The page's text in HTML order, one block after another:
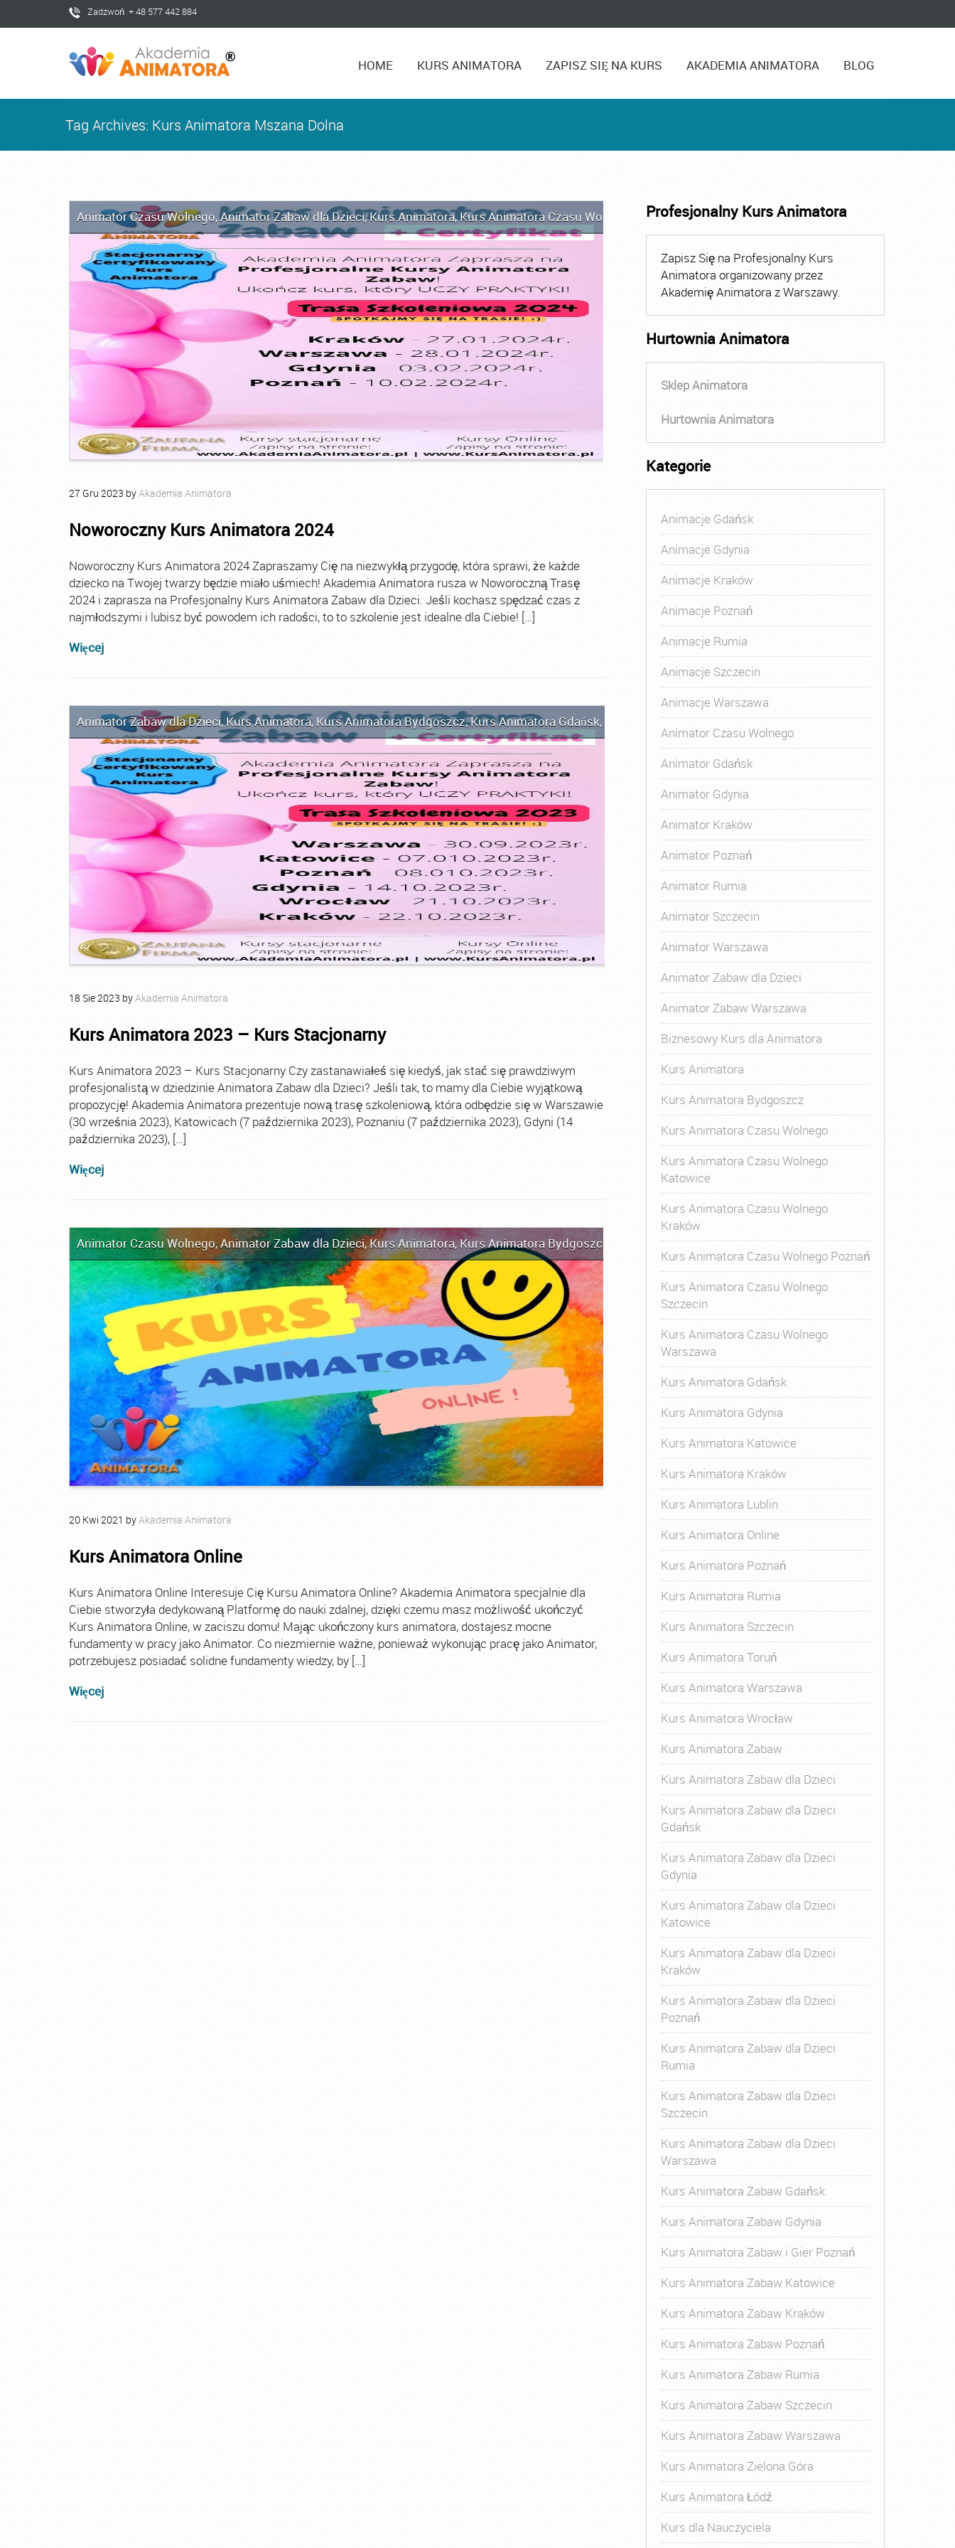
Zadzwoń + 48 577 442 884
HOME KURS ANIMATORA ZAPISZ SIĘ NA KURS AKADEMIA ANIMATORA BLOG
Tag Archives: Kurs Animatora Mszana Dolna
Animator Czasu Wolnego,Animator Zabaw dla Dzieci,Kurs Animatora,Kurs Animatora Czasu Wolnego Kurs Animatora Czasu Wolnego Warszawa
27 Gru 2023 byAkademia Animatora
Noworoczny Kurs Animatora 2024
Noworoczny Kurs Animatora 2024 Zapraszamy Cię na niezwykłą przygodę, która sprawi, że każde
dziecko na Twojej twarzy będzie miało uśmiech! Akademia Animatora rusza w Noworoczną Trasę
2024 i zaprasza na Profesjonalny Kurs Animatora Zabaw dla Dzieci. Jeśli kochasz spędzać czas z
najmłodszymi i lubisz być powodem ich radości, to to szkolenie jest idealne dla Ciebie! […]
Więcej
Animator Zabaw dla Dzieci,Kurs Animatora, Kurs Animatora Bydgoszcz,Kurs Animatora Gdańsk, Kurs Animatora Gdynia,Kurs Animatora Katowice
18 Sie2023 byAkademia Animatora
Kurs Animatora 2023 – Kurs Stacjonarny
Kurs Animatora 2023 – Kurs Stacjonarny Czy zastanawiałeś się kiedyś, jak stać się prawdziwym
profesjonalistą w dziedzinie Animatora Zabaw dla Dzieci? Jeśli tak, to mamy dla Ciebie wyjątkową
propozycję! Akademia Animatora prezentuje nową trasę szkoleniową, która odbędzie się w Warszawie
(30 września 2023), Katowicach (7 października 2023), Poznaniu (7 października 2023), Gdyni (14
października 2023), […]
Więcej
Animator Czasu Wolnego,Animator Zabaw dla Dzieci,Kurs Animatora,Kurs Animatora Bydgoszcz Kurs Animatora Czasu Wolnego,Kurs Animatora Czasu
20 Kwi 2021 byAkademia Animatora
Kurs Animatora Online
Kurs Animatora Online Interesuje Cię Kursu Animatora Online? Akademia Animatora specjalnie dla
Ciebie stworzyła dedykowaną Platformę do nauki zdalnej, dzięki czemu masz możliwość ukończyć
Kurs Animatora Online, w zaciszu domu! Mając ukończony kurs animatora, dostajesz mocne
fundamenty w pracy jako Animator. Co niezmiernie ważne, ponieważ wykonując pracę jako Animator,
potrzebujesz posiadać solidne fundamenty wiedzy, by […]
Więcej
Profesjonalny Kurs Animatora
Zapisz Się na Profesjonalny Kurs
Animatora organizowany przez
Akademię Animatora z Warszawy.
Hurtownia Animatora
Sklep Animatora
Hurtownia Animatora
Kategorie
Animacje Gdańsk
Animacje Gdynia
Animacje Kraków
Animacje Poznań
Animacje Rumia
Animacje Szczecin
Animacje Warszawa
Animator Czasu Wolnego
Animator Gdańsk
Animator Gdynia
Animator Kraków
Animator Poznań
Animator Rumia
Animator Szczecin
Animator Warszawa
Animator Zabaw dla Dzieci
Animator Zabaw Warszawa
Biznesowy Kurs dla Animatora
Kurs Animatora
Kurs Animatora Bydgoszcz
Kurs Animatora Czasu Wolnego
Kurs Animatora Czasu Wolnego
Katowice
Kurs Animatora Czasu Wolnego
Kraków
Kurs Animatora Czasu Wolnego Poznań
Kurs Animatora Czasu Wolnego
Szczecin
Kurs Animatora Czasu Wolnego
Warszawa
Kurs Animatora Gdańsk
Kurs Animatora Gdynia
Kurs Animatora Katowice
Kurs Animatora Kraków
Kurs Animatora Lublin
Kurs Animatora Online
Kurs Animatora Poznań
Kurs Animatora Rumia
Kurs Animatora Szczecin
Kurs Animatora Toruń
Kurs Animatora Warszawa
Kurs Animatora Wrocław
Kurs Animatora Zabaw
Kurs Animatora Zabaw dla Dzieci
Kurs Animatora Zabaw dla Dzieci
Gdańsk
Kurs Animatora Zabaw dla Dzieci
Gdynia
Kurs Animatora Zabaw dla Dzieci
Katowice
Kurs Animatora Zabaw dla Dzieci
Kraków
Kurs Animatora Zabaw dla Dzieci
Poznań
Kurs Animatora Zabaw dla Dzieci
Rumia
Kurs Animatora Zabaw dla Dzieci
Szczecin
Kurs Animatora Zabaw dla Dzieci
Warszawa
Kurs Animatora Zabaw Gdańsk
Kurs Animatora Zabaw Gdynia
Kurs Animatora Zabaw i Gier Poznań
Kurs Animatora Zabaw Katowice
Kurs Animatora Zabaw Kraków
Kurs Animatora Zabaw Poznań
Kurs Animatora Zabaw Rumia
Kurs Animatora Zabaw Szczecin
Kurs Animatora Zabaw Warszawa
Kurs Animatora Zielona Góra
Kurs Animatora Łódź
Kurs dla Nauczyciela